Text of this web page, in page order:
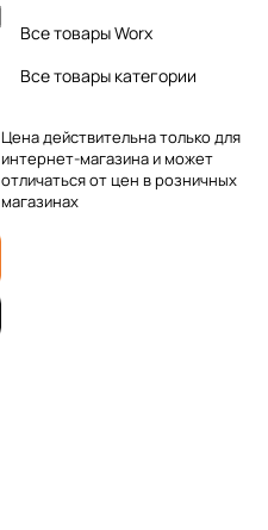
Все товары Worx
Все товары категории
Цена действительна только для
интернет-магазина и может
отличаться от цен в розничных
магазинах